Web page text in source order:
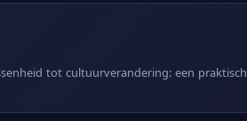
tot cultuurverandering: een praktisch